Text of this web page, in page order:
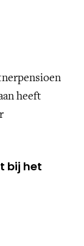
heeft
bij het